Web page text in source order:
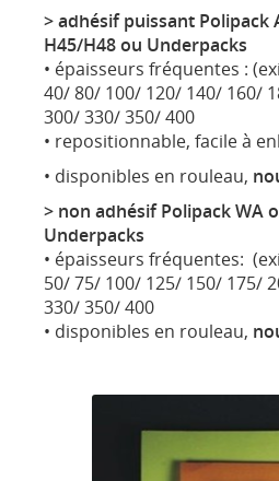
> adhésif puissant Polipack
H45/H48 ou Underpacks
• épaisseurs fréquentes :
40/ 80/ 100/ 120/ 140/ 160/
300/ 330/ 350/ 400
• repositionnable, facile à
• disponibles en rouleau,
> non adhésif Polipack WA
Underpacks
• épaisseurs fréquentes:
50/ 75/ 100/ 125/ 150/ 175/
330/ 350/ 400
• disponibles en rouleau,